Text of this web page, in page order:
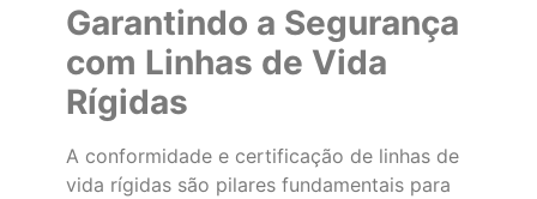
Garantindo a Segurança
com Linhas de Vida
Rígidas
A conformidade e certificação de linhas de
vida rígidas são pilares fundamentais para